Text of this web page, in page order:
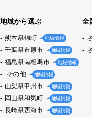
地域から選ぶ
熊本県錦町 地域情報
千葉県市原市 地域情報
福島県南相馬市 地域情報
その他 地域情報
山梨県甲州市 地域情報
岡山県和気町 地域情報
長崎県西海市 地域情報
全